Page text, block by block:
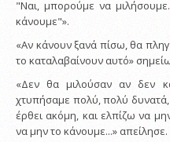
"Ναι, μπορούμε να
κάνουμε"».
«Αν κάνουν ξανά πίσω, θα
το καταλαβαίνουν αυτό»
«Δεν θα μιλούσαν αν δεν
χτυπήσαμε πολύ, πολύ
έρθει ακόμη, και ελπίζω να
να μην το κάνουμε...» απείλησε.